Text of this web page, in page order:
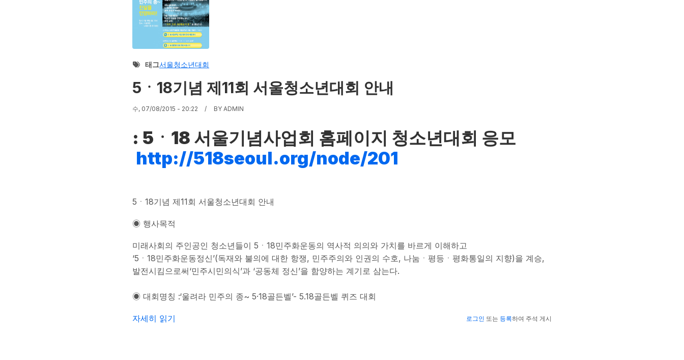
태그서울청소년대회
5ㆍ18기념 제11회 서울청소년대회 안내
수, 07/08/2015 - 20:22 BY ADMIN
: 5ㆍ18 서울기념사업회 홈페이지 청소년대회 응모
http://518seoul.org/node/201
5ㆍ18기념 제11회 서울청소년대회 안내
◉ 행사목적
미래사회의 주인공인 청소년들이 5ㆍ18민주화운동의 역사적 의의와 가치를 바르게 이해하고
‘5ㆍ18민주화운동정신’(독재와 불의에 대한 항쟁, 민주주의와 인권의 수호, 나눔ㆍ평등ㆍ평화통일의 지향)을 계승,
발전시킴으로써‘민주시민의식’과 ‘공동체 정신’을 함양하는 계기로 삼는다.
◉ 대회명칭 :‘울려라 민주의 종~ 5·18골든벨’- 5.18골든벨 퀴즈 대회
5ㆍ18기념 제11회 서울청소년대회 안내에 대해
자세히 읽기 로그인 또는 등록하여 주석 게시